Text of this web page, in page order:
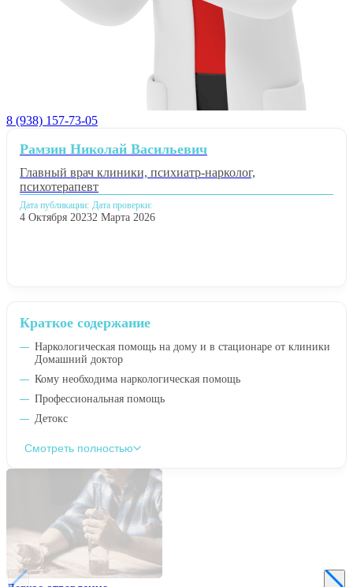
8 (938) 157-73-05
Краткое содержание
Наркологическая помощь на дому и в стационаре от клиники
Домашний доктор
Кому необходима наркологическая помощь
Профессиональная помощь
Детокс
Смотреть полностью
Рамзин Николай Васильевич
Главный врач клиники, психиатр-нарколог,
психотерапевт
Дата публикации:
4 Октября 2023
Дата проверки:
2 Марта 2026